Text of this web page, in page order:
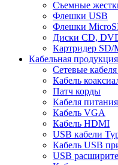
Съемные
Флешки USB
Флешки
Диски CD,
Картридер SD/
Кабельная продукция
Сетевые
Кабель
Патч корды
Кабеля питания
Кабель VGA
Кабель HDMI
USB кабели
Кабель USB
USB